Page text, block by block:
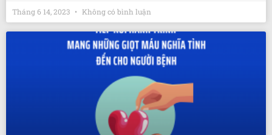
Tháng 6 14, 2023 Không có bình luận